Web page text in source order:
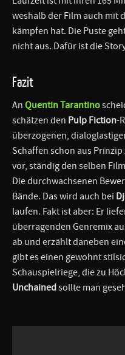
weshalb der Film auch mit
kämpfen hat. Die Puste
nicht aus. Dafür ist die
Fazit
An Quentin Tarantino
schätzen den Pulp Fiction-
überzogenen,
Schaffen schon aus
vor, ständig den selben
Die durchwachsenen
Bände. Das wird auch bei
laufen. Fakt ist aber: Er
überragenden Genremix
ab und erzählt daneben
gibt es einen gewohnt
Schauspielriege, die zu
Unchainedsollte man